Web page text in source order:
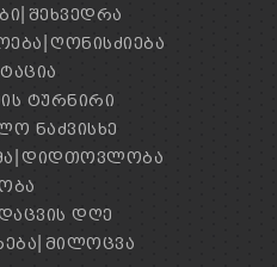
ᲨᲔᲮᲕᲔᲓᲠᲐ
ᲦᲝᲜᲘᲡᲫᲘᲔᲑᲐ
ᲢᲣᲠᲜᲘᲠᲘ
ᲜᲐᲫᲕᲘᲡᲮᲔ
ᲓᲘᲓᲗᲝᲕᲚᲝᲑᲐ
ᲓᲦᲔ
ᲛᲘᲚᲝᲪᲕᲐ